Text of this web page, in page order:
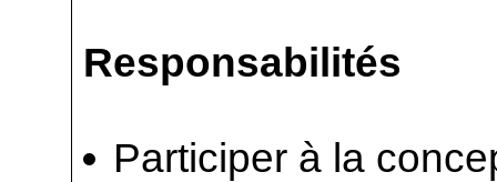
Responsabilités
Participer à la